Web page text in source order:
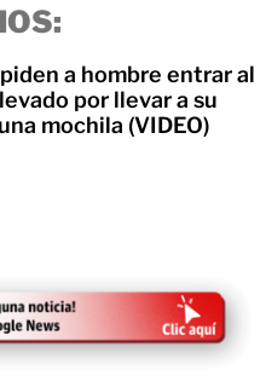
a hombre entrar al
por llevar a su
mochila (VIDEO)